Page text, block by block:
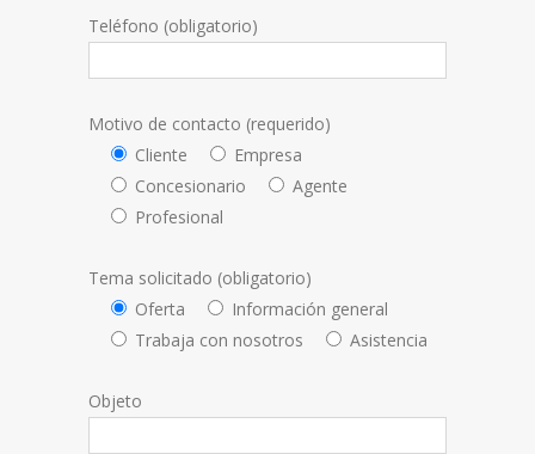
Teléfono (obligatorio)
Motivo de contacto (requerido)
Cliente
Empresa
Concesionario
Agente
Profesional
Tema solicitado (obligatorio)
Oferta
Información general
Trabaja con nosotros
Asistencia
Objeto